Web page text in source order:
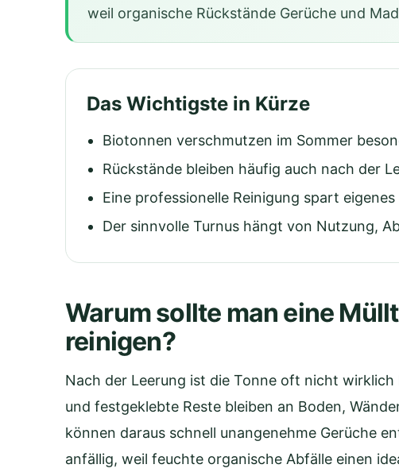
weil organische Rückstände Gerüche und
Das Wichtigste in Kürze
Biotonnen verschmutzen im Sommer
Rückstände bleiben häufig auch nach der
Eine professionelle Reinigung spart
Der sinnvolle Turnus hängt von Nutzung,
Warum sollte man eine
reinigen?
Nach der Leerung ist die Tonne oft nicht
und festgeklebte Reste bleiben an Boden,
können daraus schnell unangenehme Gerüche
anfällig, weil feuchte organische Abfälle einen